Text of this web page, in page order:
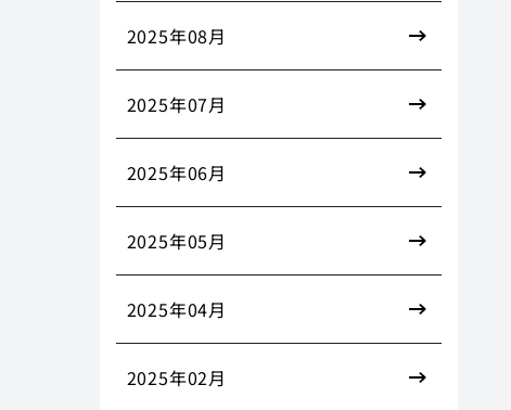
2025年08月
2025年07月
2025年06月
2025年05月
2025年04月
2025年02月